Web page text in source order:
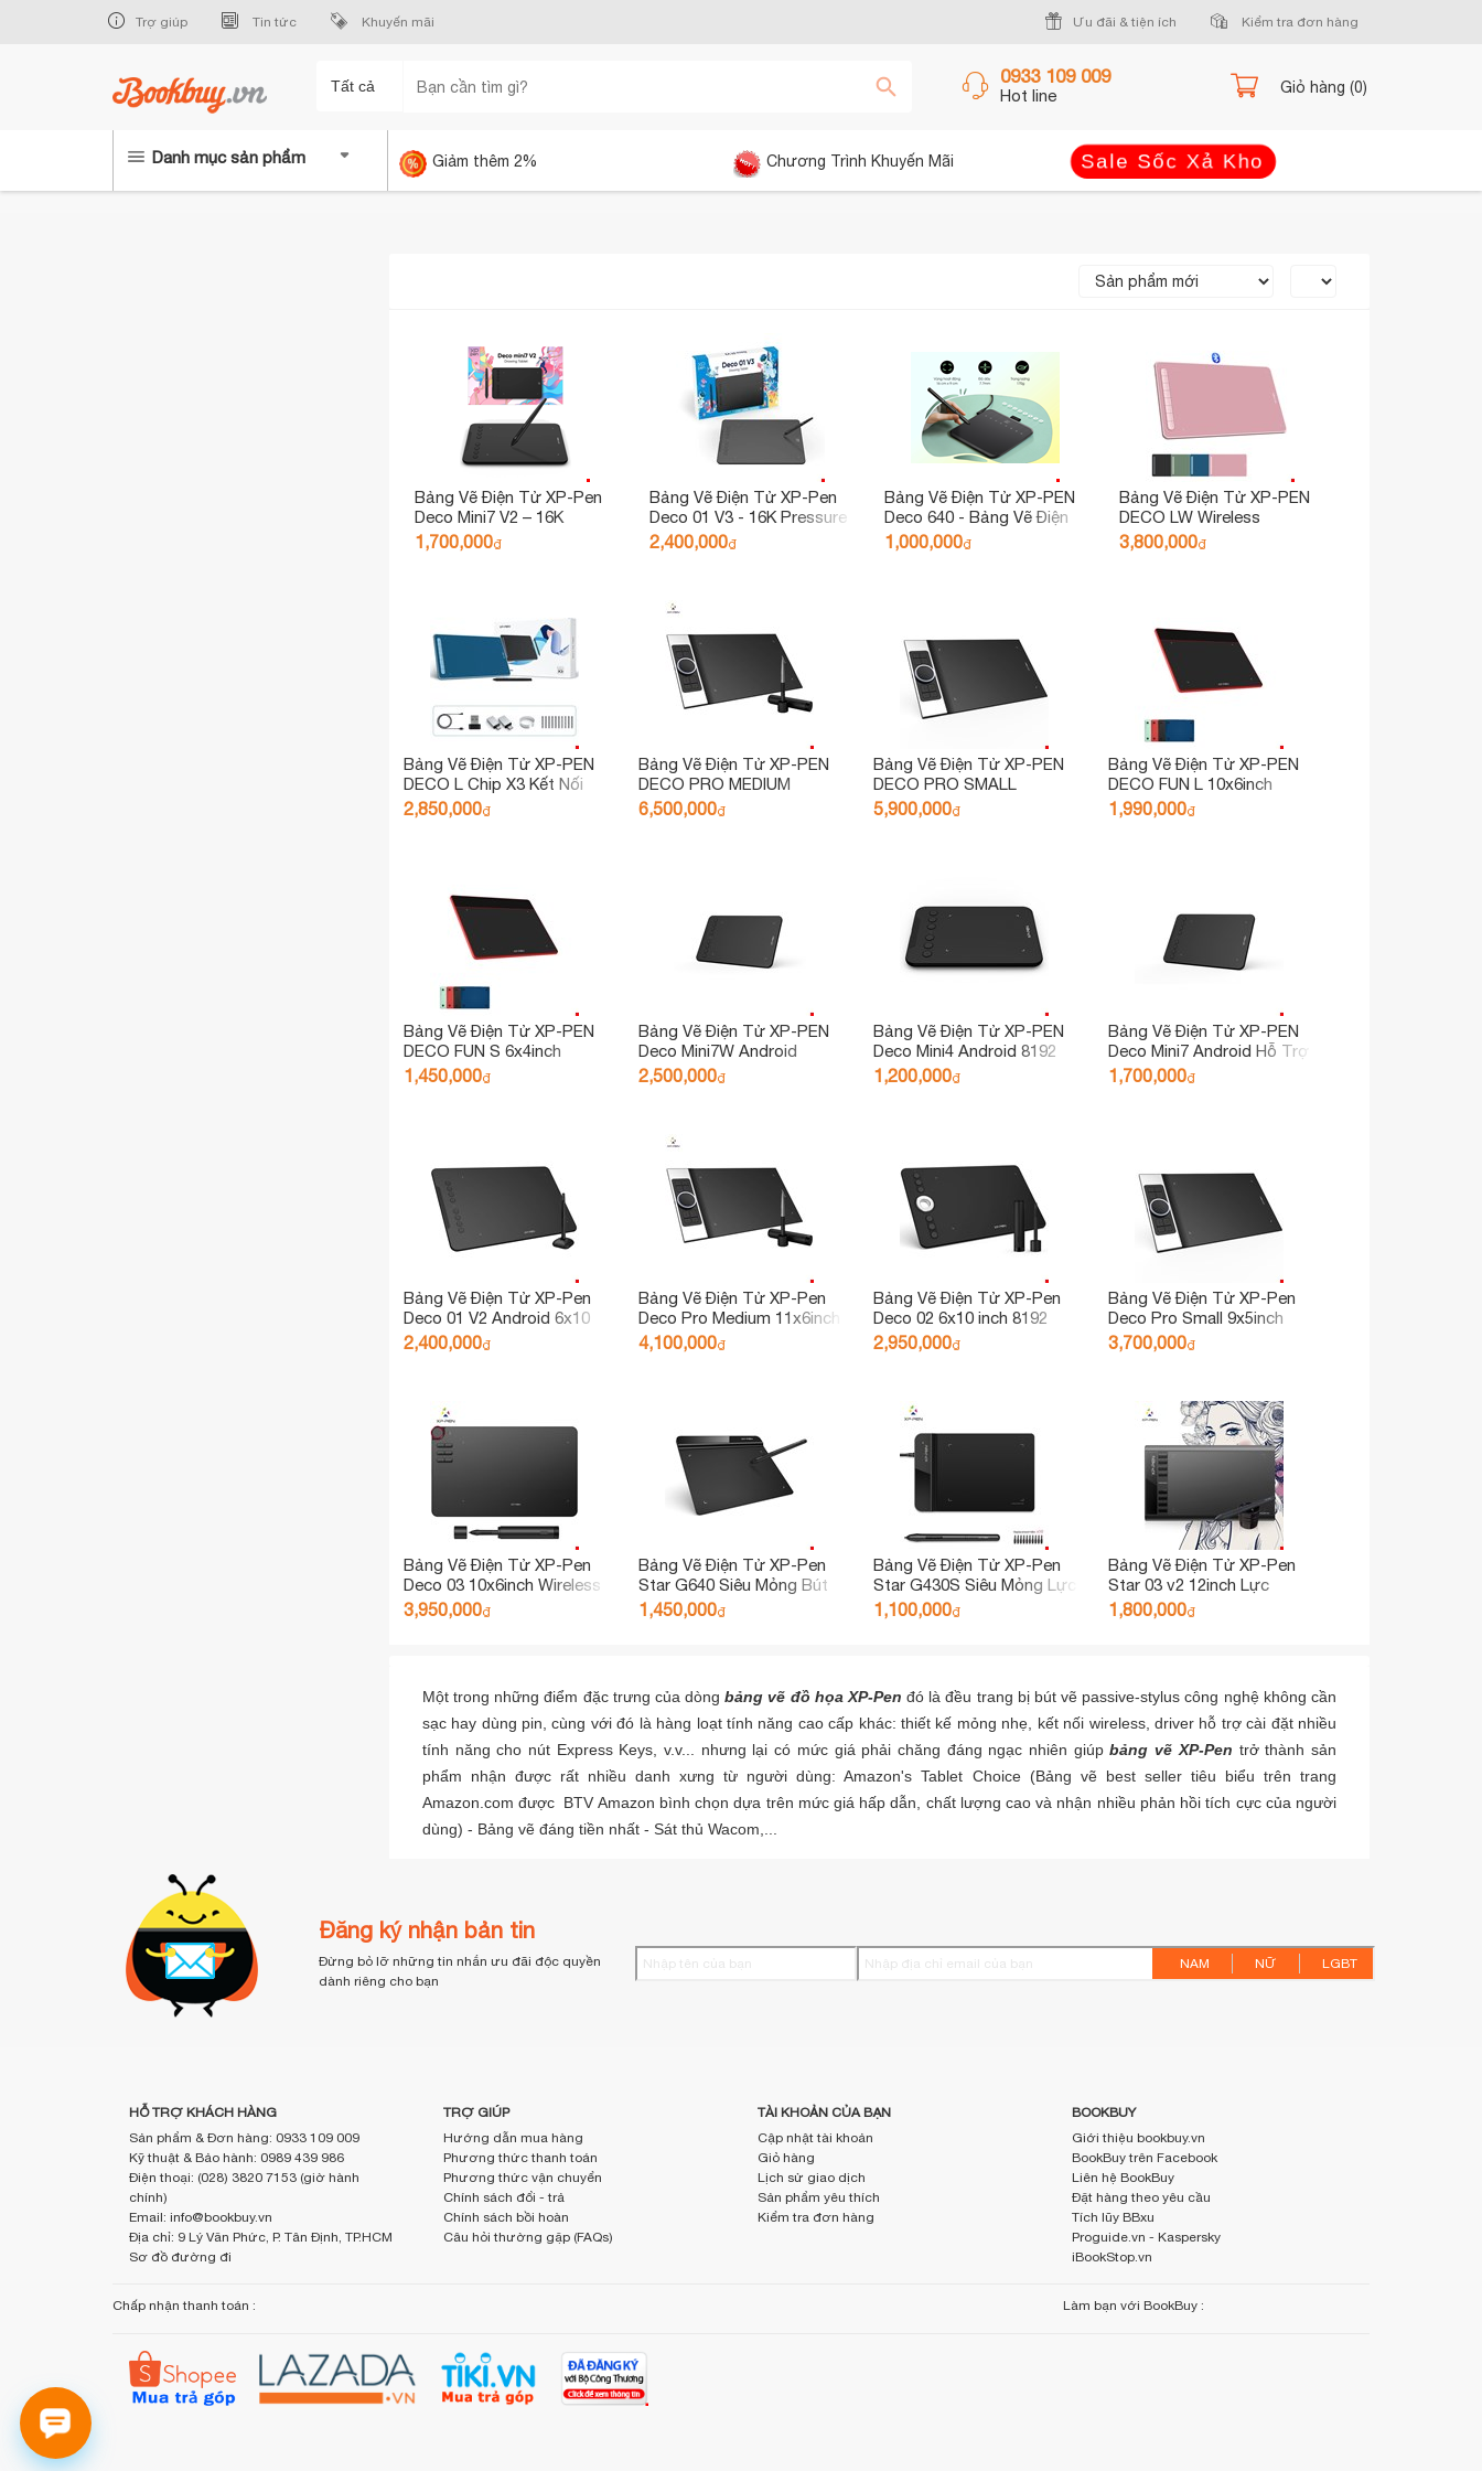
Trợ giúp Tin tức Khuyến mãi Ưu đãi & tiện ích Kiểm tra đơn hàng
Tất cả 0933 109 009
Hot line Giỏ hàng (0)
Danh mục sản phẩm Giảm thêm 2% Chương Trình Khuyến Mãi Sale Sốc Xả Kho
Bảng Vẽ Điện Tử XP-Pen
Deco Mini7 V2 – 16K
1,700,000₫
Bảng Vẽ Điện Tử XP-Pen
Deco 01 V3 - 16K Pressure
2,400,000₫
Bảng Vẽ Điện Tử XP-PEN
Deco 640 - Bảng Vẽ Điện
Đa Năng
1,000,000₫
Bảng Vẽ Điện Tử XP-PEN
DECO LW Wireless
Bluetooth Chip X3 Kết Nối
IOS, Android
3,800,000₫
Bảng Vẽ Điện Tử XP-PEN
DECO L Chip X3 Kết Nối
Android
2,850,000₫
Bảng Vẽ Điện Tử XP-PEN
DECO PRO MEDIUM
WIRELESS (MW) Kết Nối
IOS, ANDROID
6,500,000₫
Bảng Vẽ Điện Tử XP-PEN
DECO PRO SMALL
WIRELESS (SW) Kết Nối
IOS, ANDROID
5,900,000₫
Bảng Vẽ Điện Tử XP-PEN
DECO FUN L 10x6inch
Android Cảm Ứng Nghiêng
1,990,000₫
Bảng Vẽ Điện Tử XP-PEN
DECO FUN S 6x4inch
Android Cảm Ứng Nghiêng
1,450,000₫
Bảng Vẽ Điện Tử XP-PEN
Deco Mini7W Android
Wireless Hỗ Trợ Cảm Ứng
Nghiêng
2,500,000₫
Bảng Vẽ Điện Tử XP-PEN
Deco Mini4 Android 8192
Mức Lực Nhấn
1,200,000₫
Bảng Vẽ Điện Tử XP-PEN
Deco Mini7 Android Hỗ Trợ
Cảm Ứng Nghiêng
1,700,000₫
Bảng Vẽ Điện Tử XP-Pen
Deco 01 V2 Android 6x10
Inch Lực Nhấn 8192 Hỗ trợ
Cảm Ứng Nghiêng (Kèm
2,400,000₫
Bảng Vẽ Điện Tử XP-Pen
Deco Pro Medium 11x6inch
8192 Lực Nhấn, 2 Dial,
Tương Thích Thiết Bị Di
4,100,000₫
Bảng Vẽ Điện Tử XP-Pen
Deco 02 6x10 inch 8192
Lực Nhấn, Vòng Xoay Dial
Bạc (Tặng Găng Tay Họa
2,950,000₫
Bảng Vẽ Điện Tử XP-Pen
Deco Pro Small 9x5inch
8192 Lực Nhấn, 2 Dial,
Tương Thích Thiết Bị Di
3,700,000₫
Bảng Vẽ Điện Tử XP-Pen
Deco 03 10x6inch Wireless
Lực Nhấn 8192 Nút Xoay
Dial Bề Mặt Chống Xước
3,950,000₫
Bảng Vẽ Điện Tử XP-Pen
Star G640 Siêu Mỏng Bút
Không Pin Lực Nhấn 8192
Kèm 20 Ngòi Dự Phòng
1,450,000₫
Bảng Vẽ Điện Tử XP-Pen
Star G430S Siêu Mỏng Lực
Nhấn 8192 Chơi OSU, Ký
Tên Điện Tử
1,100,000₫
Bảng Vẽ Điện Tử XP-Pen
Star 03 v2 12inch Lực
Nhấn 8192 Bút Stylus
Không Sạc Chính Hãng
1,800,000₫
Một trong những điểm đặc trưng của dòngbảng vẽ đồ họa XP-Pen đó là đều trang bị bút vẽ passive-stylus công nghệ không cần
sạc hay dùng pin, cùng với đó là hàng loạt tính năng cao cấp khác: thiết kế mỏng nhẹ, kết nối wireless, driver hỗ trợ cài đặt nhiều
tính năng cho nút Express Keys, v.v... nhưng lại có mức giá phải chăng đáng ngạc nhiên giúpbảng vẽ XP-Pen trở thành sản
phẩm nhận được rất nhiều danh xưng từ người dùng: Amazon's Tablet Choice (Bảng vẽ best seller tiêu biểu trên trang
Amazon.com được BTV Amazon bình chọn dựa trên mức giá hấp dẫn, chất lượng cao và nhận nhiều phản hồi tích cực của người
dùng) - Bảng vẽ đáng tiền nhất - Sát thủ Wacom,...
Đăng ký nhận bản tin
Đừng bỏ lỡ những tin nhắn ưu đãi độc quyền
dành riêng cho bạn
NAM NỮ LGBT
HỖ TRỢ KHÁCH HÀNG
Sản phẩm & Đơn hàng: 0933 109 009
Kỹ thuật & Bảo hành: 0989 439 986
Điện thoại: (028) 3820 7153 (giờ hành
chính)
Email: info@bookbuy.vn
Địa chỉ: 9 Lý Văn Phức, P. Tân Định, TP.HCM
Sơ đồ đường đi
TRỢ GIÚP
Hướng dẫn mua hàng
Phương thức thanh toán
Phương thức vận chuyển
Chính sách đổi - trả
Chính sách bồi hoàn
Câu hỏi thường gặp (FAQs)
TÀI KHOẢN CỦA BẠN
Cập nhật tài khoản
Giỏ hàng
Lịch sử giao dịch
Sản phẩm yêu thích
Kiểm tra đơn hàng
BOOKBUY
Giới thiệu bookbuy.vn
BookBuy trên Facebook
Liên hệ BookBuy
Đặt hàng theo yêu cầu
Tích lũy BBxu
Proguide.vn - Kaspersky
iBookStop.vn
Chấp nhận thanh toán : Làm bạn với BookBuy :